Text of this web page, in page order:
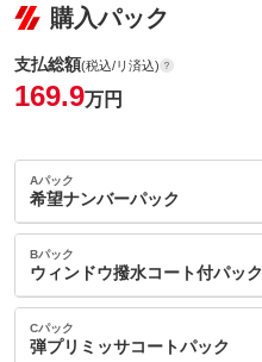
購入パック
支払総額(税込/リ済込)
169.9万円
Aパック
希望ナンバーパック
内：オプシ
ョン価格
(税込)
車両本体価
162.4万円
Bパック
ウィンドウ撥水コート付パック
内：オプシ
ョン価格
(税込)
Cパック
弾プリミッサコートパック